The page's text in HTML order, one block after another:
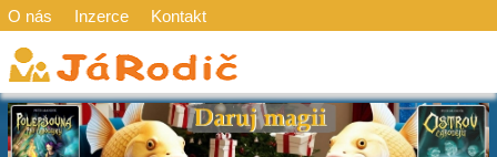
O nás Inzerce Kontakt